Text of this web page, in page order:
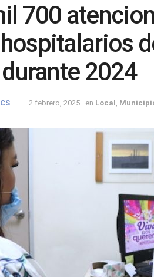
700
2024
2 febrero, 2025 en Local